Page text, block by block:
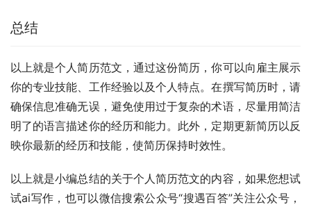
总结
以上就是个人简历范文，通过这份简历，你可以向雇主展示
你的专业技能、工作经验以及个人特点。在撰写简历时，请
确保信息准确无误，避免使用过于复杂的术语，尽量用简洁
明了的语言描述你的经历和能力。此外，定期更新简历以反
映你最新的经历和技能，使简历保持时效性。
以上就是小编总结的关于个人简历范文的内容，如果您想试
试ai写作，也可以微信搜索公众号“搜遇百答”关注公众号，